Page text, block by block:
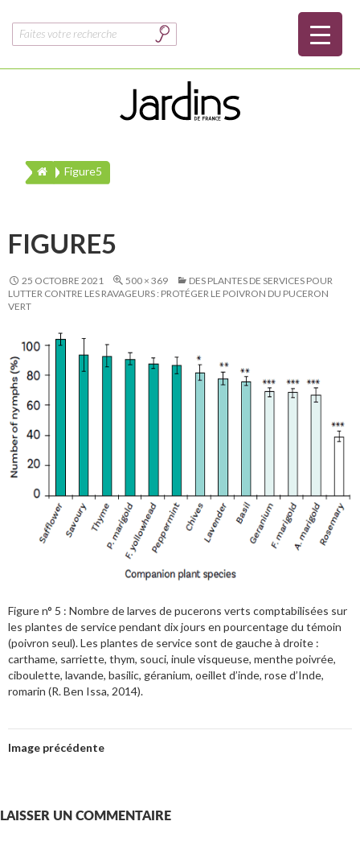
Rechercher :
Figure5
FIGURE5
25 OCTOBRE 2021 500 × 369
DES PLANTES DE SERVICES POUR
LUTTER CONTRE LES RAVAGEURS : PROTÉGER LE POIVRON DU PUCERON
VERT
Figure n° 5 : Nombre de larves de pucerons verts comptabilisées sur
les plantes de service pendant dix jours en pourcentage du témoin
(poivron seul). Les plantes de service sont de gauche à droite :
carthame, sarriette, thym, souci, inule visqueuse, menthe poivrée,
ciboulette, lavande, basilic, géranium, oeillet d’inde, rose d’Inde,
romarin (R. Ben Issa, 2014).
Image précédente
LAISSER UN COMMENTAIRE